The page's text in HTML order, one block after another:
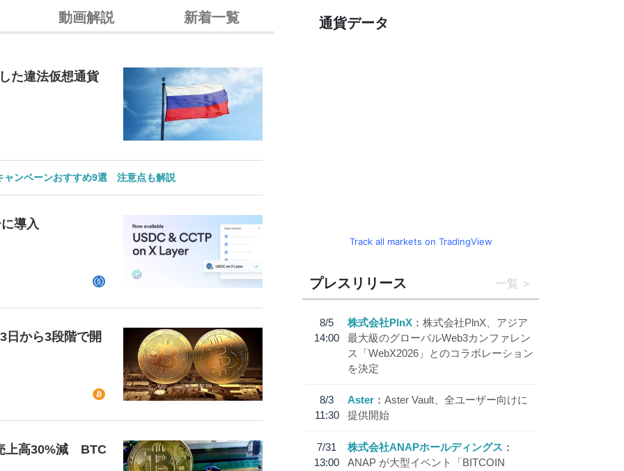
動画解説 新着一覧
た違法仮想通貨
ャンペーンおすすめ9選 注意点も解説
導入
日から3段階で開
上高30%減 BTC
通貨データ
Track all markets on TradingView
プレスリリース 一覧
8/5
14:00
株式会社PlnX
株式会社PlnX、アジア
最大級のグローバルWeb3カンファレン
ス「WebX2026」とのコラボレーション
を決定
8/3
11:30
Aster
Aster Vault、全ユーザー向けに
提供開始
7/31
13:00
株式会社ANAPホールディングス
ANAP が大型イベント「BITCOIN